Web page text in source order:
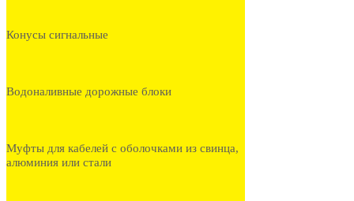
Конусы сигнальные
Водоналивные дорожные блоки
Муфты для кабелей с оболочками из свинца,
алюминия или стали